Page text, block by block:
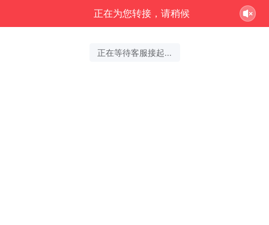
正在为您转接，请稍候
正在等待客服接起...